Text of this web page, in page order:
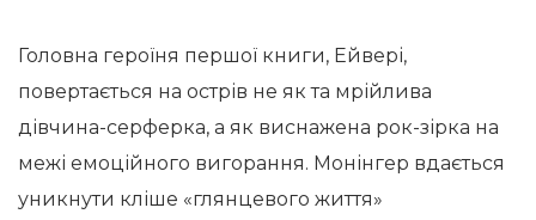
Головна героїня першої книги, Ейвері,
повертається на острів не як та мрійлива
дівчина-серферка, а як виснажена рок-зірка на
межі емоційного вигорання. Монінгер вдається
уникнути кліше «глянцевого життя»